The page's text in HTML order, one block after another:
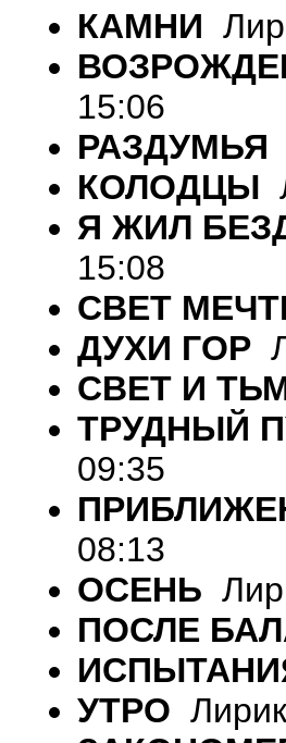
КАМНИ
15:06
РАЗДУМЬЯ
КОЛОДЦЫ
Я ЖИЛ
15:08
СВЕТ
ДУХИ ГОР
СВЕТ И
ТРУДНЫЙ
09:35
08:13
ОСЕНЬ
ПОСЛЕ
УТРО